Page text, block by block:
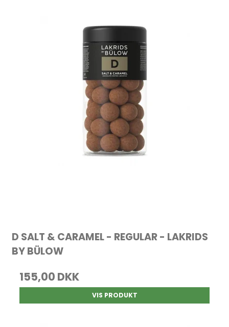
D SALT & CARAMEL - REGULAR - LAKRIDS
BY BÜLOW
155,00 DKK
VIS PRODUKT